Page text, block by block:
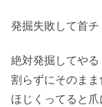
発掘失敗して首チ
絶対発掘してや
割らずにそのまま
ほじくってると爪